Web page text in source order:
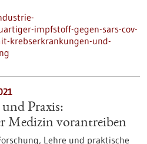
impfstoff-gegen-sars-cov-
krebserkrankungen-und-
Praxis:
Medizin vorantreiben
Lehre und praktische